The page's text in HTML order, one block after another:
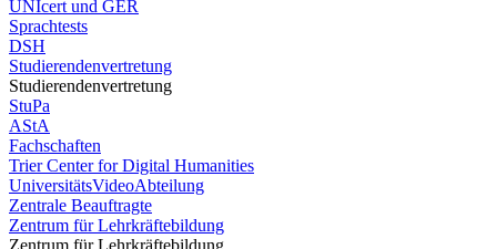
UNIcert und GER
Sprachtests
DSH
Studierendenvertretung
Studierendenvertretung
StuPa
AStA
Fachschaften
Trier Center for Digital Humanities
UniversitätsVideoAbteilung
Zentrale Beauftragte
Zentrum für Lehrkräftebildung
Zentrum für Lehrkräftebildung